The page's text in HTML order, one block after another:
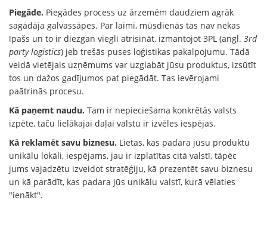
Piegāde. Piegādes process uz ārzemēm daudziem agrāk
sagādāja galvassāpes. Par laimi, mūsdienās tas nav nekas
īpašs un to ir diezgan viegli atrisināt, izmantojot 3PL (angl. 3rd
party logistics) jeb trešās puses loģistikas pakalpojumu. Tādā
veidā vietējais uzņēmums var uzglabāt jūsu produktus, izsūtīt
tos un dažos gadījumos pat piegādāt. Tas ievērojami
paātrinās procesu.
Kā paņemt naudu. Tam ir nepieciešama konkrētās valsts
izpēte, taču lielākajai daļai valstu ir izvēles iespējas.
Kā reklamēt savu biznesu. Lietas, kas padara jūsu produktu
unikālu lokāli, iespējams, jau ir izplatītas citā valstī, tāpēc
jums vajadzētu izveidot stratēģiju, kā prezentēt savu biznesu
un kā parādīt, kas padara jūs unikālu valstī, kurā vēlaties
"ienākt".